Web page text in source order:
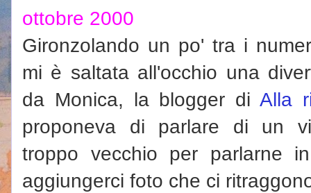
ottobre 2000
Gironzolando un po' tra i
mi è saltata all'occhio una
da Monica, la blogger di Alla
proponeva di parlare di un
troppo vecchio per parlarne
aggiungerci foto che ci